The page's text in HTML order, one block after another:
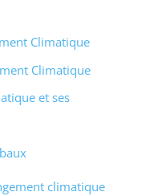
Climatique
Climatique
et ses
climatique